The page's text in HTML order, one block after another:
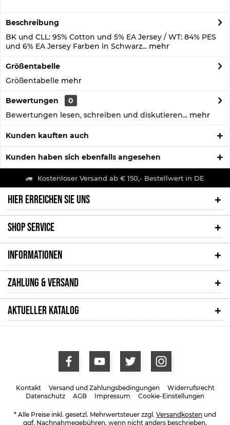
Beschreibung
BK und CLL: 95% Cotton und 5% EA Jersey / WT: 84% PES
und 6% EA Jersey Farben in Schwarz... mehr
Größentabelle
Größentabelle mehr
Bewertungen
0
Bewertungen lesen, schreiben und diskutieren... mehr
Kunden kauften auch
Kunden haben sich ebenfalls angesehen
Kostenloser Versand ab € 150,- Bestellwert in DE
HIER ERREICHEN SIE UNS
SHOP SERVICE
INFORMATIONEN
ZAHLUNG & VERSAND
AKTUELLER KATALOG
Kontakt Versand und Zahlungsbedingungen
Widerrufsrecht
Datenschutz
AGB Impressum Cookie-Einstellungen
* Alle Preise inkl. gesetzl. Mehrwertsteuer zzgl. Versandkosten und
ggf. Nachnahmegebühren, wenn nicht anders beschrieben.